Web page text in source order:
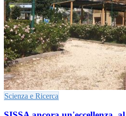
Scienza e Ricerca